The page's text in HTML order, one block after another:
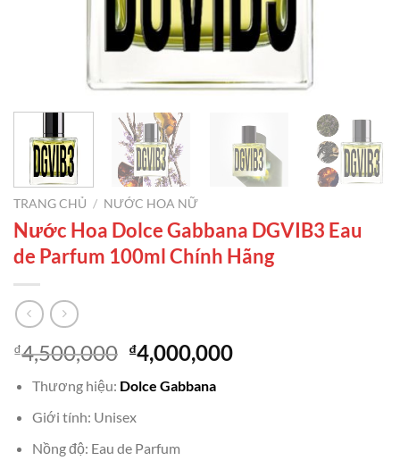
TRANG CHỦ / NƯỚC HOA NỮ
Nước Hoa Dolce Gabbana DGVIB3 Eau
de Parfum 100ml Chính Hãng
₫4,500,000 Giá
gốc
là:
₫4,500,000.
₫4,000,000Giá
Thương hiệu: Dolce Gabbana
Giới tính: Unisex
Nồng độ: Eau de Parfum